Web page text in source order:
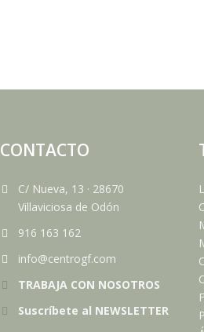
CONTACTO
C/ Nueva, 13 · 28670
Villaviciosa de Odón
916 163 162
info@centrogf.com
TRABAJA CON NOSOTROS
Suscríbete al NEWSLETTER